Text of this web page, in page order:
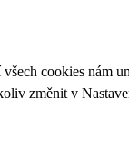
cookies nám
změnit v